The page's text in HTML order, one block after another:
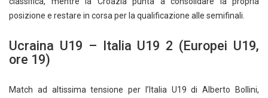
posizione e restare in corsa per la qualificazione alle semifinali.
Ucraina U19 – Italia U19 2 (Europei U19,
ore 19)
Match ad altissima tensione per l’Italia U19 di Alberto Bollini,